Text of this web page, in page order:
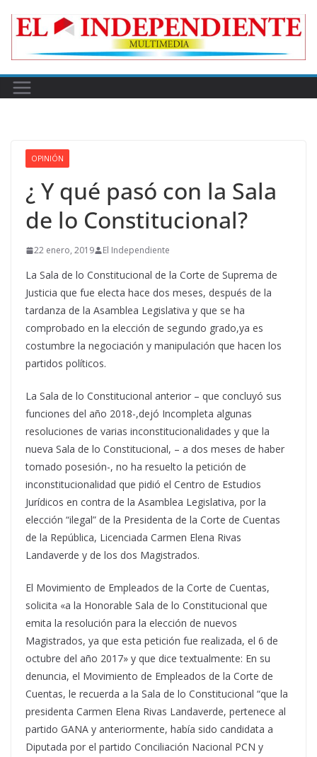
OPINIÓN
¿ Y qué pasó con la Sala
de lo Constitucional?
22 enero, 2019 El Independiente
La Sala de lo Constitucional de la Corte de Suprema de
Justicia que fue electa hace dos meses, después de la
tardanza de la Asamblea Legislativa y que se ha
comprobado en la elección de segundo grado,ya es
costumbre la negociación y manipulación que hacen los
partidos políticos.
La Sala de lo Constitucional anterior – que concluyó sus
funciones del año 2018-,dejó Incompleta algunas
resoluciones de varias inconstitucionalidades y que la
nueva Sala de lo Constitucional, – a dos meses de haber
tomado posesión-, no ha resuelto la petición de
inconstitucionalidad que pidió el Centro de Estudios
Jurídicos en contra de la Asamblea Legislativa, por la
elección “ilegal” de la Presidenta de la Corte de Cuentas
de la República, Licenciada Carmen Elena Rivas
Landaverde y de los dos Magistrados.
El Movimiento de Empleados de la Corte de Cuentas,
solicita «a la Honorable Sala de lo Constitucional que
emita la resolución para la elección de nuevos
Magistrados, ya que esta petición fue realizada, el 6 de
octubre del año 2017» y que dice textualmente: En su
denuncia, el Movimiento de Empleados de la Corte de
Cuentas, le recuerda a la Sala de lo Constitucional “que la
presidenta Carmen Elena Rivas Landaverde, pertenece al
partido GANA y anteriormente, había sido candidata a
Diputada por el partido Conciliación Nacional PCN y